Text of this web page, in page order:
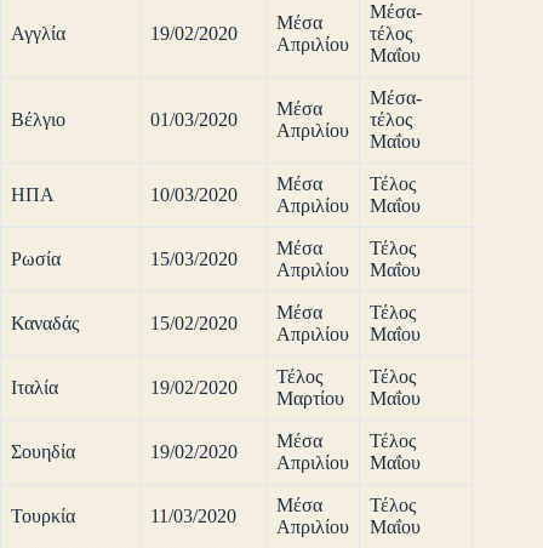
Αγγλία 19/02/2020
Μέσα
Απριλίου
Μέσα-
τέλος
Μαΐου
Βέλγιο 01/03/2020
Μέσα
Απριλίου
Μέσα-
τέλος
Μαΐου
ΗΠΑ 10/03/2020
Μέσα
Απριλίου
Τέλος
Μαΐου
Ρωσία 15/03/2020
Μέσα
Απριλίου
Τέλος
Μαΐου
Καναδάς 15/02/2020
Μέσα
Απριλίου
Τέλος
Μαΐου
Ιταλία 19/02/2020
Τέλος
Μαρτίου
Τέλος
Μαΐου
Σουηδία 19/02/2020
Μέσα
Απριλίου
Τέλος
Μαΐου
Τουρκία 11/03/2020
Μέσα
Απριλίου
Τέλος
Μαΐου